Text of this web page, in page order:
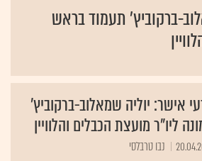
ברקוביץ’ תעמוד בראש
אישר: יוליה שמאלוב-ברקוביץ'
ליו"ר מועצת הכבלים והלוויין
נבו טרבלסי